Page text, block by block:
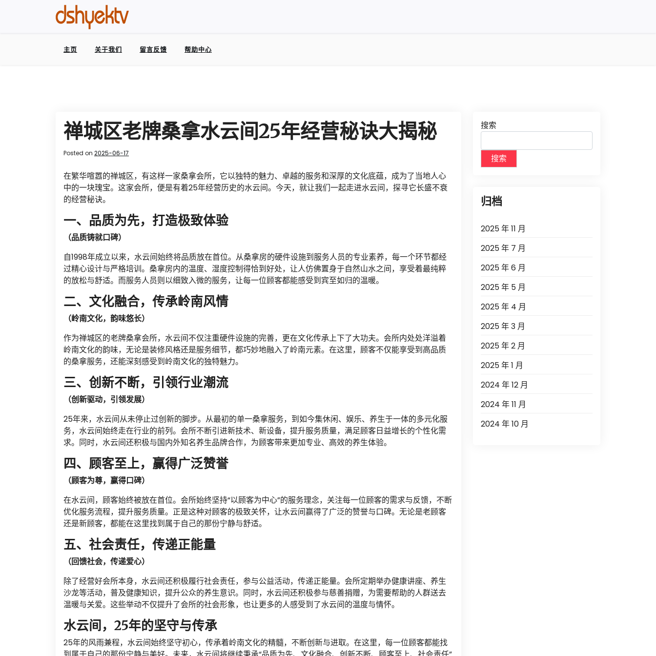
主页 关于我们 留言反馈 帮助中心
禅城区老牌桑拿水云间25年经营秘诀大揭秘
Posted on 2025-06-17
在繁华喧嚣的禅城区，有这样一家桑拿会所，它以独特的魅力、卓越的服务和深厚的文化底蕴，成为了当地人心
中的一块瑰宝。这家会所，便是有着25年经营历史的水云间。今天，就让我们一起走进水云间，探寻它长盛不衰
的经营秘诀。
一、品质为先，打造极致体验
（品质铸就口碑）
自1998年成立以来，水云间始终将品质放在首位。从桑拿房的硬件设施到服务人员的专业素养，每一个环节都经
过精心设计与严格培训。桑拿房内的温度、湿度控制得恰到好处，让人仿佛置身于自然山水之间，享受着最纯粹
的放松与舒适。而服务人员则以细致入微的服务，让每一位顾客都能感受到宾至如归的温暖。
二、文化融合，传承岭南风情
（岭南文化，韵味悠长）
作为禅城区的老牌桑拿会所，水云间不仅注重硬件设施的完善，更在文化传承上下了大功夫。会所内处处洋溢着
岭南文化的韵味，无论是装修风格还是服务细节，都巧妙地融入了岭南元素。在这里，顾客不仅能享受到高品质
的桑拿服务，还能深刻感受到岭南文化的独特魅力。
三、创新不断，引领行业潮流
（创新驱动，引领发展）
25年来，水云间从未停止过创新的脚步。从最初的单一桑拿服务，到如今集休闲、娱乐、养生于一体的多元化服
务，水云间始终走在行业的前列。会所不断引进新技术、新设备，提升服务质量，满足顾客日益增长的个性化需
求。同时，水云间还积极与国内外知名养生品牌合作，为顾客带来更加专业、高效的养生体验。
四、顾客至上，赢得广泛赞誉
（顾客为尊，赢得口碑）
在水云间，顾客始终被放在首位。会所始终坚持“以顾客为中心”的服务理念，关注每一位顾客的需求与反馈，不断
优化服务流程，提升服务质量。正是这种对顾客的极致关怀，让水云间赢得了广泛的赞誉与口碑。无论是老顾客
还是新顾客，都能在这里找到属于自己的那份宁静与舒适。
五、社会责任，传递正能量
（回馈社会，传递爱心）
除了经营好会所本身，水云间还积极履行社会责任，参与公益活动，传递正能量。会所定期举办健康讲座、养生
沙龙等活动，普及健康知识，提升公众的养生意识。同时，水云间还积极参与慈善捐赠，为需要帮助的人群送去
温暖与关爱。这些举动不仅提升了会所的社会形象，也让更多的人感受到了水云间的温度与情怀。
水云间，25年的坚守与传承
25年的风雨兼程，水云间始终坚守初心，传承着岭南文化的精髓，不断创新与进取。在这里，每一位顾客都能找
搜索
搜索
归档
2025 年 11 月
2025 年 7 月
2025 年 6 月
2025 年 5 月
2025 年 4 月
2025 年 3 月
2025 年 2 月
2025 年 1 月
2024 年 12 月
2024 年 11 月
2024 年 10 月